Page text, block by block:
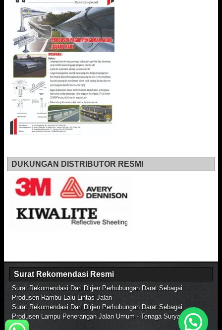
DUKUNGAN DISTRIBUTOR RESMI
Surat Rekomendasi Resmi
Surat Rekomendasi Dari Dirjen Perhubungan Darat Sebagai
Produsen Rambu Lalu Lintas Jalan
Surat Rekomendasi Dari Dirjen Perhubungan Darat Sebagai
Produsen Lampu Penerangan Jalan Umum - Tenaga Surya